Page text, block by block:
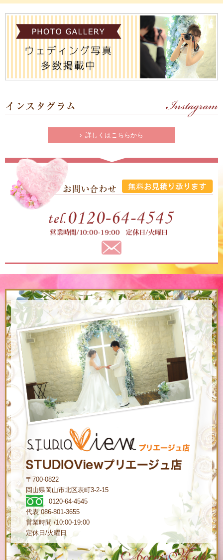
› 詳しくはこちらから
〒700-0822
岡山県岡山市北区表町3-2-15
0120-64-4545
代表 086-801-3655
営業時間 /10:00-19:00
定休日/火曜日